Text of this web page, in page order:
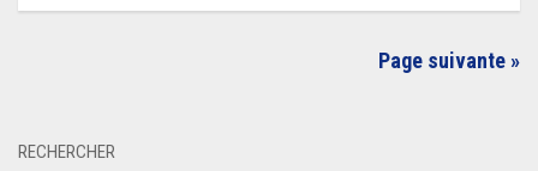
Page suivante »
RECHERCHER